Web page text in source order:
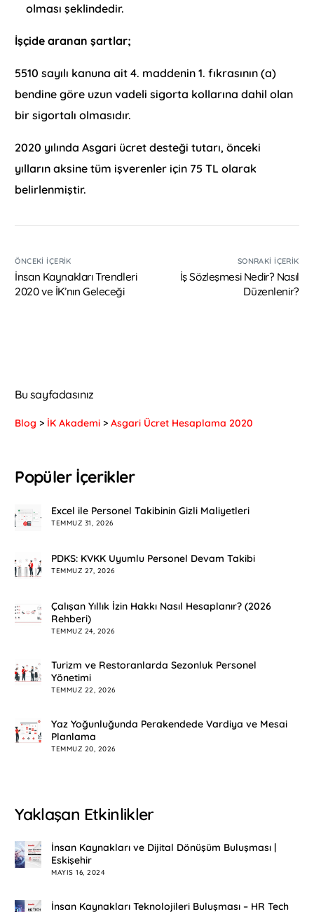
olması şeklindedir.
İşçide aranan şartlar;
5510 sayılı kanuna ait 4. maddenin 1. fıkrasının (a)
bendine göre uzun vadeli sigorta kollarına dahil olan
bir sigortalı olmasıdır.
2020 yılında Asgari ücret desteği tutarı, önceki
yılların aksine tüm işverenler için 75 TL olarak
belirlenmiştir.
ÖNCEKI İÇERIK
İnsan Kaynakları Trendleri
2020 ve İK’nın Geleceği
SONRAKI İÇERIK
İş Sözleşmesi Nedir? Nasıl
Düzenlenir?
Bu sayfadasınız
Blog > İK Akademi >Asgari Ücret Hesaplama 2020
Popüler İçerikler
Excel ile Personel Takibinin Gizli Maliyetleri
TEMMUZ 31, 2026
PDKS: KVKK Uyumlu Personel Devam Takibi
TEMMUZ 27, 2026
Çalışan Yıllık İzin Hakkı Nasıl Hesaplanır? (2026
Rehberi)
TEMMUZ 24, 2026
Turizm ve Restoranlarda Sezonluk Personel
Yönetimi
TEMMUZ 22, 2026
Yaz Yoğunluğunda Perakendede Vardiya ve Mesai
Planlama
TEMMUZ 20, 2026
Yaklaşan Etkinlikler
İnsan Kaynakları ve Dijital Dönüşüm Buluşması |
Eskişehir
MAYIS 16, 2024
İnsan Kaynakları Teknolojileri Buluşması – HR Tech